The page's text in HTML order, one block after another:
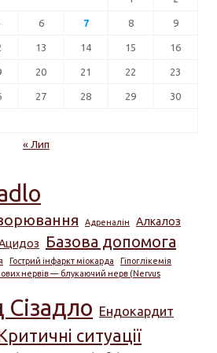
6 7 8 9
13 14 15 16
20 21 22 23
27 28 29 30
« Лип
Адреналін Алкалоз
Базова допомога
Гострий інфаркт міокарда
Гіпоглікемія
нервів — блукаючий нерв (Nervus
Ендокардит
ситуації